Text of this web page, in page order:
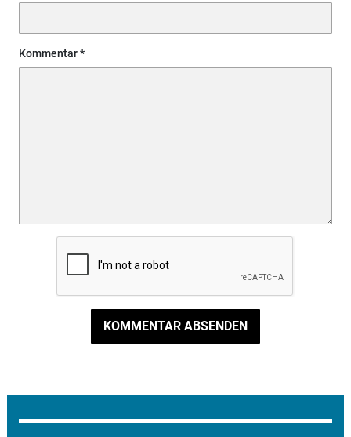
Kommentar
KOMMENTAR ABSENDEN